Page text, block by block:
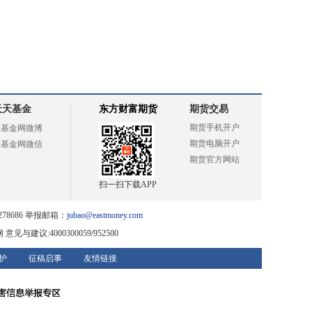
基金
金网微博
金网微信
东方财富期货
扫一扫下载APP
期货交易
期货手机开户
期货电脑开户
期货官方网站
举报邮箱： jubao@eastmoney.com
意见与建议:4000300059/952500
征稿启事 友情链接